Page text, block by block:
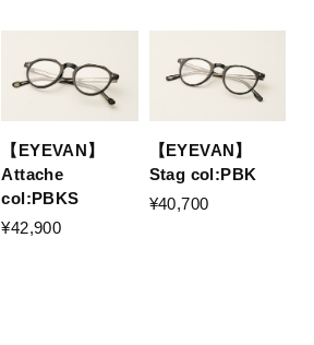
【EYEVAN】
Attache
col:PBKS
¥42,900
【EYEVAN】
Stag col:PBK
¥40,700